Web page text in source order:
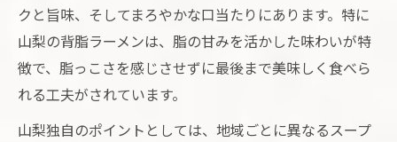
クと旨味、そしてまろやかな口当たりにあります。特に
山梨の背脂ラーメンは、脂の甘みを活かした味わいが特
徴で、脂っこさを感じさせずに最後まで美味しく食べら
れる工夫がされています。
山梨独自のポイントとしては、地域ごとに異なるスープ